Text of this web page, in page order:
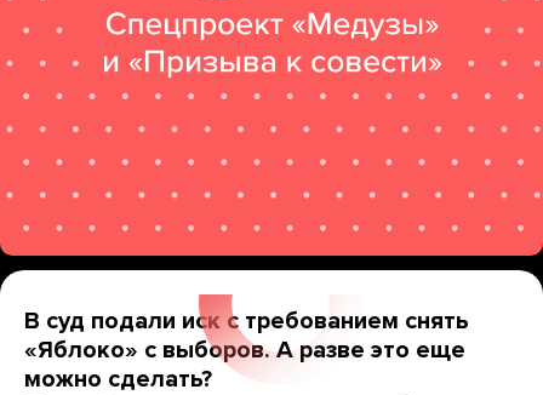
В суд подали иск с требованием снять
«Яблоко» с выборов. А разве это еще
можно сделать?